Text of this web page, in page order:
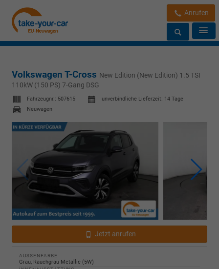
Anrufen
Volkswagen T-Cross New Edition (New Edition) 1.5 TSI
110kW (150 PS) 7-Gang DSG
Fahrzeugnr.: 507615 unverbindliche Lieferzeit: 14 Tage
Neuwagen
Jetzt anrufen
AUSSENFARBE
Grau, Rauchgrau Metallic (5W)